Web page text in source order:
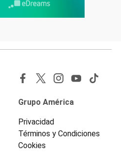
Grupo América
Privacidad
Términos y Condiciones
Cookies